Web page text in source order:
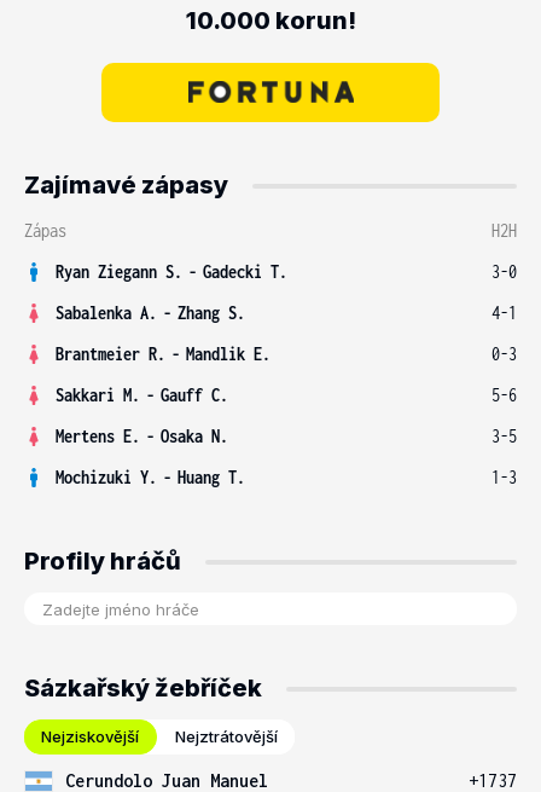
10.000 korun!
Zajímavé zápasy
Zápas
H2H
Ryan Ziegann S. - Gadecki T.
3-0
Sabalenka A. - Zhang S.
4-1
Brantmeier R. - Mandlik E.
0-3
Sakkari M. - Gauff C.
5-6
Mertens E. - Osaka N.
3-5
Mochizuki Y. - Huang T. 1-3
Profily hráčů
Sázkařský žebříček
Nejziskovější Nejztrátovější
Cerundolo Juan Manuel
+1737